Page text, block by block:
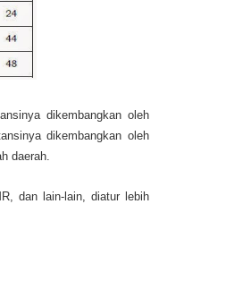
dikembangkan oleh
dikembangkan oleh
daerah.
dan lain-lain, diatur lebih